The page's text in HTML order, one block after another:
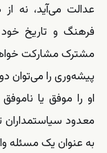
عدالت می‌آید، نه
فرهنگ و تاریخ خود
مشترک مشارکت
پیشه‌وری را می‌توان
او را موفق یا
معدود سیاستمداران
به عنوان یک مسئله